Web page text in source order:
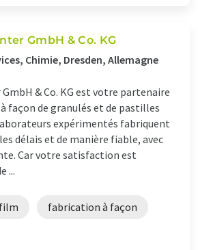
GmbH & Co. KG
Chimie, Dresden, Allemagne
& Co. KG est votre partenaire
façon de granulés et de pastilles
expérimentés fabriquent
délais et de manière fiable, avec
Car votre satisfaction est
...
fabrication à façon